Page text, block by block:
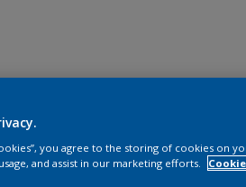
you agree to the storing of cookies on
and assist in our marketing efforts.